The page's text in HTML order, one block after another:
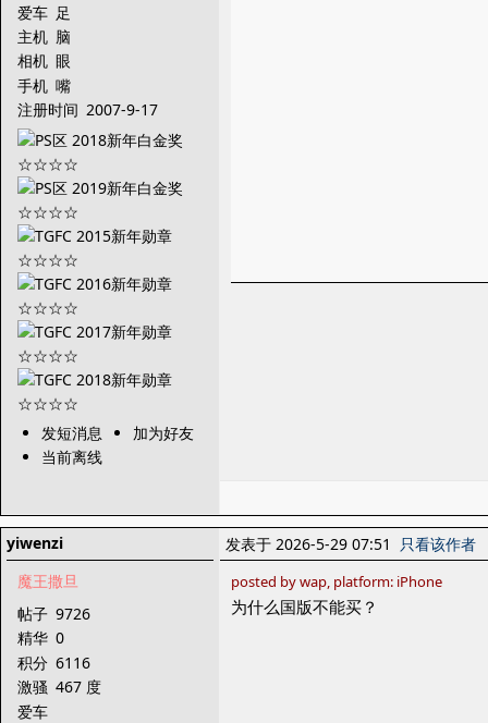
爱车 足
主机 脑
相机 眼
手机 嘴
注册时间 2007-9-17
发短消息
加为好友
当前离线
yiwenzi
魔王撒旦
帖子 9726
精华 0
积分 6116
激骚 467 度
爱车
发表于 2026-5-29 07:51 只看该作者
posted by wap, platform: iPhone
为什么国版不能买？